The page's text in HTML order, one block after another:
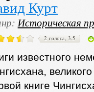
Курт
Историческая
2 голоса, 3.5
известного
книге